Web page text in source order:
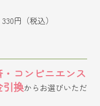
円（税込）
コンビニエンス
引換からお選びいただ